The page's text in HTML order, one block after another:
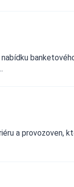
a provozoven,